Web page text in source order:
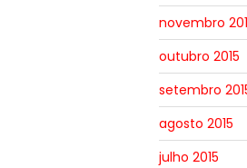
novembro
outubro 2015
setembro
agosto 2015
julho 2015